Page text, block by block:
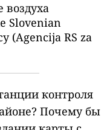
воздуха
Slovenian
(Agencija RS za
контроля
Почему бы